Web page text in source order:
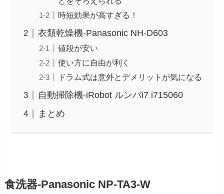
時短効果が高すぎる！
衣類乾燥機-Panasonic NH-D603
値段が安い
使い方に自由が利く
ドラム式は意外とデメリットが気になる
自動掃除機-iRobot ルンバi7 i715060
まとめ
食洗器-Panasonic NP-TA3-W